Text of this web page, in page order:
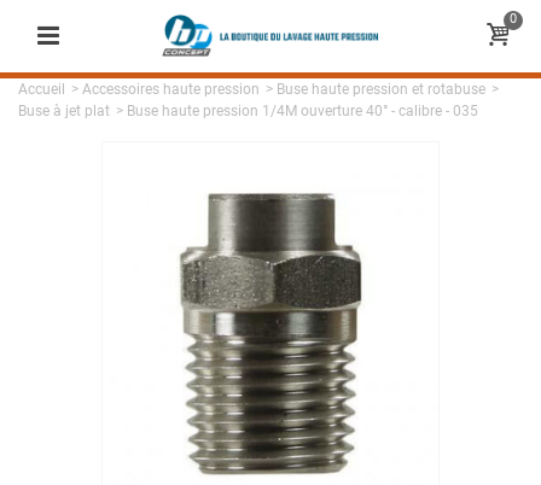
0
Accueil > Accessoires haute pression > Buse haute pression et rotabuse >
Buse à jet plat > Buse haute pression 1/4M ouverture 40° - calibre - 035